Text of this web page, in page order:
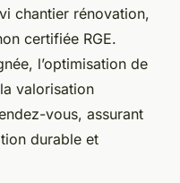
chantier rénovation,
certifiée RGE.
l’optimisation de
valorisation
vous, assurant
durable et